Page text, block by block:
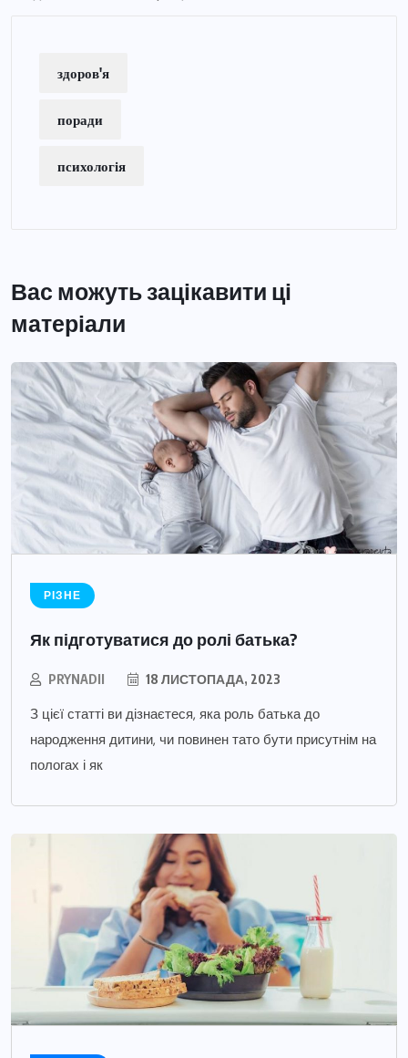
здоров'я
поради
психологія
Вас можуть зацікавити ці
матеріали
РІЗНЕ
Як підготуватися до ролі батька?
PRYNADII 18 ЛИСТОПАДА, 2023
З цієї статті ви дізнаєтеся, яка роль батька до
народження дитини, чи повинен тато бути присутнім на
пологах і як